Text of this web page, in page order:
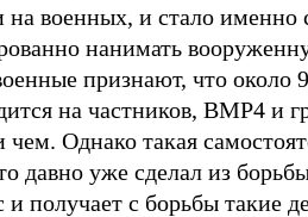
военных, и стало именно
нанимать
признают, что около
на частников, ВМР4 и
чем. Однако такая
давно уже сделал из
и получает с борьбы такие